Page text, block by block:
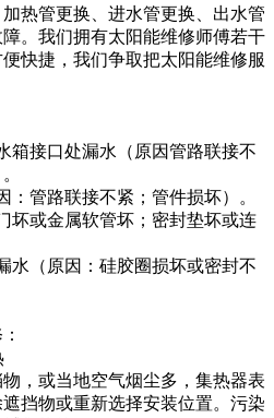
热管更换、进水管更换、出水管
。我们拥有太阳能维修师傅若干
快捷，我们争取把太阳能维修服
箱接口处漏水（原因管路联接不
：管路联接不紧；管件损坏）。
坏或金属软管坏；密封垫坏或连
水（原因：硅胶圈损坏或密封不
，或当地空气烟尘多，集热器表
挡物或重新选择安装位置。污染